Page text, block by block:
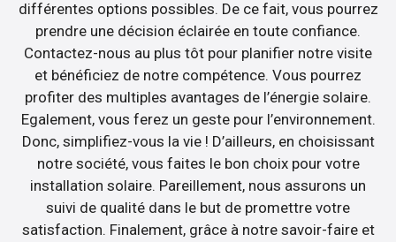
différentes options possibles. De ce fait, vous pourrez
prendre une décision éclairée en toute confiance.
Contactez-nous au plus tôt pour planifier notre visite
et bénéficiez de notre compétence. Vous pourrez
profiter des multiples avantages de l’énergie solaire.
Egalement, vous ferez un geste pour l’environnement.
Donc, simplifiez-vous la vie ! D’ailleurs, en choisissant
notre société, vous faites le bon choix pour votre
installation solaire. Pareillement, nous assurons un
suivi de qualité dans le but de promettre votre
satisfaction. Finalement, grâce à notre savoir-faire et